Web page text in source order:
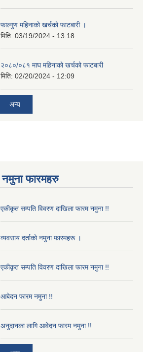
फाल्गुण महिनाको खर्चको फाटबारी ।
मिति: 03/19/2024 - 13:18
२०८०/०८१ माघ महिनाको खर्चको फाटबारी
मिति: 02/20/2024 - 12:09
अन्य
नमुना फारमहरु
एकीकृत सम्पति विवरण दाखिला फारम नमुना !!
व्यवसाय दर्ताको नमुना फारमहरू ।
एकीकृत सम्पति विवरण दाखिला फारम नमुना !!
आबेदन फारम नमुना !!
अनुदानका लागि आवेदन फारम नमुना !!